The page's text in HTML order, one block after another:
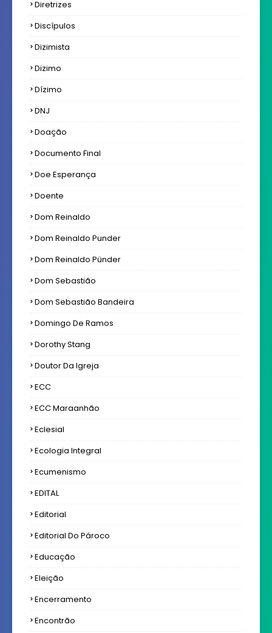
Diretrizes
Discípulos
Dizimista
Dizimo
Dízimo
DNJ
Doação
Documento Final
Doe Esperança
Doente
Dom Reinaldo
Dom Reinaldo Punder
Dom Reinaldo Pünder
Dom Sebastião
Dom Sebastião Bandeira
Domingo De Ramos
Dorothy Stang
Doutor Da Igreja
ECC
ECC Maraanhão
Eclesial
Ecologia Integral
Ecumenismo
EDITAL
Editorial
Editorial Do Pároco
Educação
Eleição
Encerramento
Encontrão